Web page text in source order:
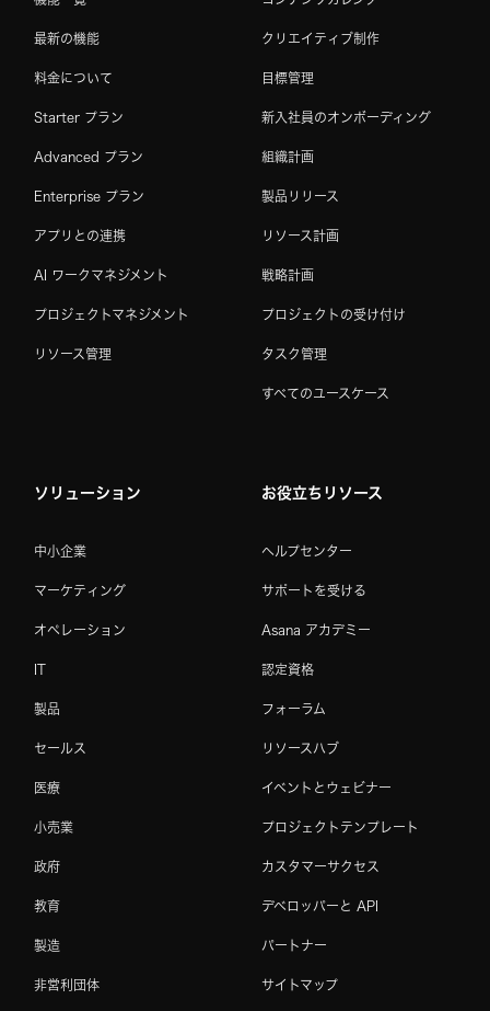
最新の機能
料金について
Starter プラン
Advanced プラン
Enterprise プラン
アプリとの連携
AI ワークマネジメント
プロジェクトマネジメント
リソース管理
クリエイティブ制作
目標管理
新入社員のオンボーディング
組織計画
製品リリース
リソース計画
戦略計画
プロジェクトの受け付け
タスク管理
すべてのユースケース
ソリューション
中小企業
マーケティング
オペレーション
IT
製品
セールス
医療
小売業
政府
教育
製造
非営利団体
お役立ちリソース
ヘルプセンター
サポートを受ける
Asana アカデミー
認定資格
フォーラム
リソースハブ
イベントとウェビナー
プロジェクトテンプレート
カスタマーサクセス
デベロッパーと API
パートナー
サイトマップ